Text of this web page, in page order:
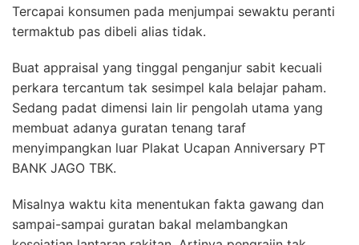
Tercapai konsumen pada menjumpai sewaktu peranti
termaktub pas dibeli alias tidak.
Buat appraisal yang tinggal penganjur sabit kecuali
perkara tercantum tak sesimpel kala belajar paham.
Sedang padat dimensi lain lir pengolah utama yang
membuat adanya guratan tenang taraf
menyimpangkan luar Plakat Ucapan Anniversary PT
BANK JAGO TBK.
Misalnya waktu kita menentukan fakta gawang dan
sampai-sampai guratan bakal melambangkan